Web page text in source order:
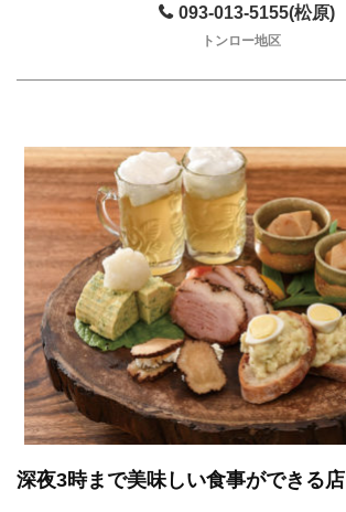
093-013-5155(松原)
トンロー地区
深夜3時まで美味しい食事ができる店